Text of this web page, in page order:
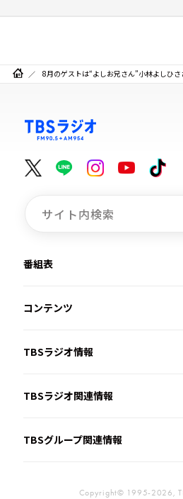
8月のゲストは“よしお兄さん”小林よしひさ
番組表
コンテンツ
TBSラジオ情報
TBSラジオ関連情報
TBSグループ関連情報
Copyright© 1995-2026,